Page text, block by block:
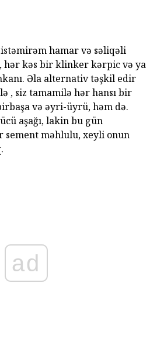
hamar və səliqəli
hər kəs bir klinker kərpic və ya
Əla alternativ təşkil edir
, siz tamamilə hər hansı bir
və əyri-üyrü, həm də.
aşağı, lakin bu gün
sement məhlulu, xeyli onun
ad